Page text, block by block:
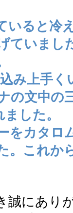
ると冷
ていまし
み上手く
の文中の
した。
をカタロ
。これか
誠にあり